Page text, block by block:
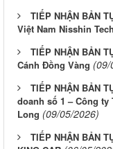
TIẾP NHẬN BẢN
Việt Nam Nisshin
TIẾP NHẬN BẢN
Cánh Đồng Vàng (09/
TIẾP NHẬN BẢN
doanh số 1 – Công ty
Long (09/05/2026)
TIẾP NHẬN BẢN